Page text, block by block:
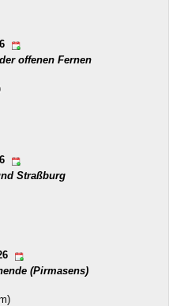
offenen Fernen
Straßburg
(Pirmasens)